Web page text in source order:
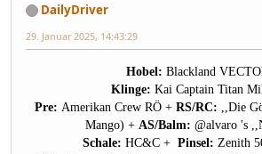
DailyDriver
29. Januar 2025, 14:43:29
Hobel: Blackland
Klinge: Kai Captain Titan
Pre: Amerikan Crew RÖ + RS/RC:
,,Die
Mango) + AS/Balm: @alvaro 's
Schale: HC&C + Pinsel: Zenith